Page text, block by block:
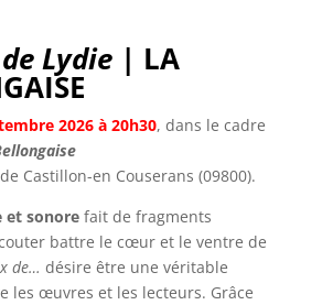
Lydie | LA
2026à 20h30, dans le cadre
Castillon-en Couserans (09800).
et sonorefait de fragments
battre le cœur et le ventre de
de… désire être une véritable
les œuvres et les lecteurs. Grâce